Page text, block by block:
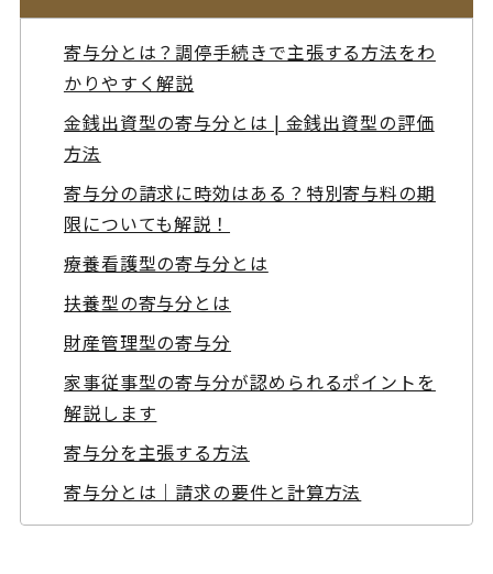
寄与分とは？調停手続きで主張する方法をわ
かりやすく解説
金銭出資型の寄与分とは | 金銭出資型の評価
方法
寄与分の請求に時効はある？特別寄与料の期
限についても解説！
療養看護型の寄与分とは
扶養型の寄与分とは
財産管理型の寄与分
家事従事型の寄与分が認められるポイントを
解説します
寄与分を主張する方法
寄与分とは｜請求の要件と計算方法